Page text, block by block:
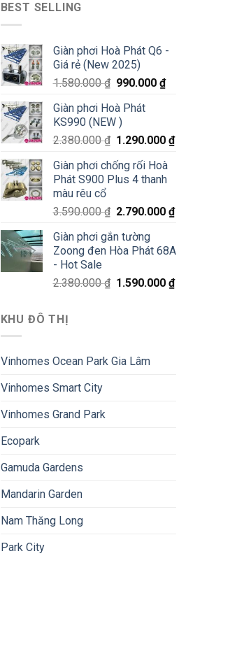
BEST SELLING
Giàn phơi Hoà Phát Q6 -
Giá rẻ (New 2025)
1.580.000₫ 990.000₫
Giàn phơi Hoà Phát
KS990 (NEW )
2.380.000₫ 1.290.000₫
Giàn phơi chống rối Hoà
Phát S900 Plus 4 thanh
màu rêu cổ
3.590.000₫ 2.790.000₫
Giàn phơi gắn tường
Zoong đen Hòa Phát 68A
- Hot Sale
2.380.000₫ 1.590.000₫
KHU ĐÔ THỊ
Vinhomes Ocean Park Gia Lâm
Vinhomes Smart City
Vinhomes Grand Park
Ecopark
Gamuda Gardens
Mandarin Garden
Nam Thăng Long
Park City